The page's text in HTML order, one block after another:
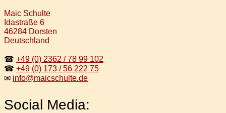
Maic Schulte
Idastraße 6
46284 Dorsten
Deutschland
☎ +49 (0) 2362 / 78 99 102
☎ +49 (0) 173 / 56 222 75
✉ info@maicschulte.de
Social Media: